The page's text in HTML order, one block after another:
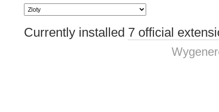
Currently installed 7 official